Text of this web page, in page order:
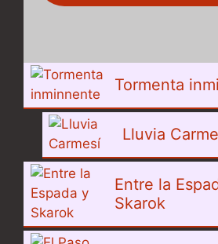
Tormenta
Lluvia
Entre la
Skarok